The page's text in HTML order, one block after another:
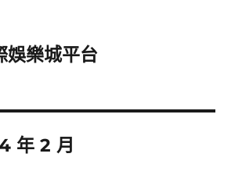
娛樂城平台
年 2 月